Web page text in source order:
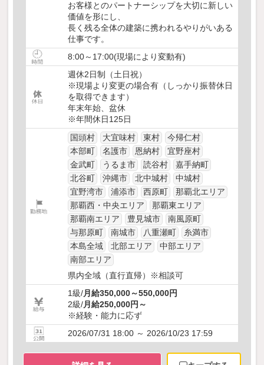
お客様とのパートナーシップを大切に新しい
価値を形にし、
長く残る全体の建築に携われるやりがいある
仕事です。
8:00～17:00(現場により変動有)
週休2日制（土日祝）
※現場より変更の場合有（しっかり振替休日
を取得できます）
年末年始、盆休
※年間休日125日
国頭村
大宜味村 東村
今帰仁村
本部町
名護市 恩納村
宜野座村
金武町
うるま市 読谷村
嘉手納町
北谷町
沖縄市 北中城村
中城村
宜野湾市
浦添市 西原町
那覇北エリア
那覇西・中央エリア
那覇東エリア
那覇南エリア
豊見城市
南風原町
与那原町
南城市 八重瀬町
糸満市
本島全域
北部エリア
中部エリア
南部エリア
県内全域（直行直帰）※相談可
1級/月給350,000～550,000円
2級/月給250,000円～
※経験・能力に応ず
2026/07/31 18:00 ～ 2026/10/23 17:59